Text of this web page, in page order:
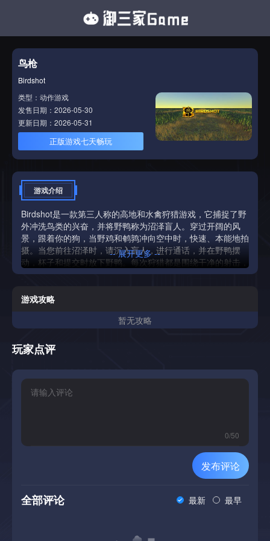
鸟枪
Birdshot
类型：动作游戏
发售日期：2026-05-30
更新日期：2026-05-31
正版游戏七天畅玩
游戏介绍
Birdshot是一款第三人称的高地和水禽狩猎游戏，它捕捉了野
外冲洗鸟类的兴奋，并将野鸭称为沼泽盲人。穿过开阔的风
景，跟着你的狗，当野鸡和鹌鹑冲向空中时，快速、本能地拍
摄。当您前往沼泽时，请沉入盲人，进行通话，并在野鸭摆
动，杯子和提交时放下野鸭。每次狩猎都是围绕干净的射击，
快速的反应以及在正确的时刻做出正确的射击而建立的。获得
慢动作，以获得完美的命中。Birdshot专注于狩猎的纯粹乐
趣-简单，可重播和技能驱动。具有第三人称高地狩猎，可在
沼泽中从盲人中狩猎野鸡和鹌鹑野鸭动态covey冲水和快节奏
泽环境，没有填充物-只是狩猎和射击无论您是追逐高分还是
只是在盲人中享受一个安静的早晨，Birdshot都能在干净，专
注的体验中提供高地和水禽狩猎的快感。
-- 展开更多 --
游戏攻略
暂无攻略
玩家点评
0/50
发布评论
全部评论 最新 最早